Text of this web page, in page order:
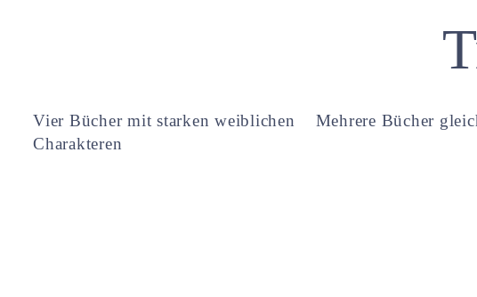
Vier Bücher mit starken weiblichen
Charakteren
Mehrere Bücher